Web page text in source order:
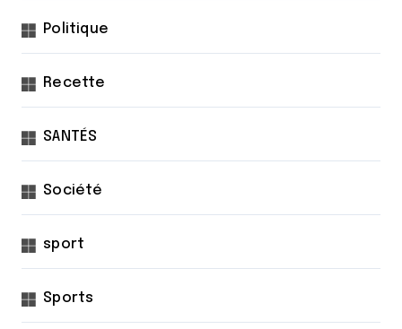
Politique
Recette
SANTÉS
Société
sport
Sports